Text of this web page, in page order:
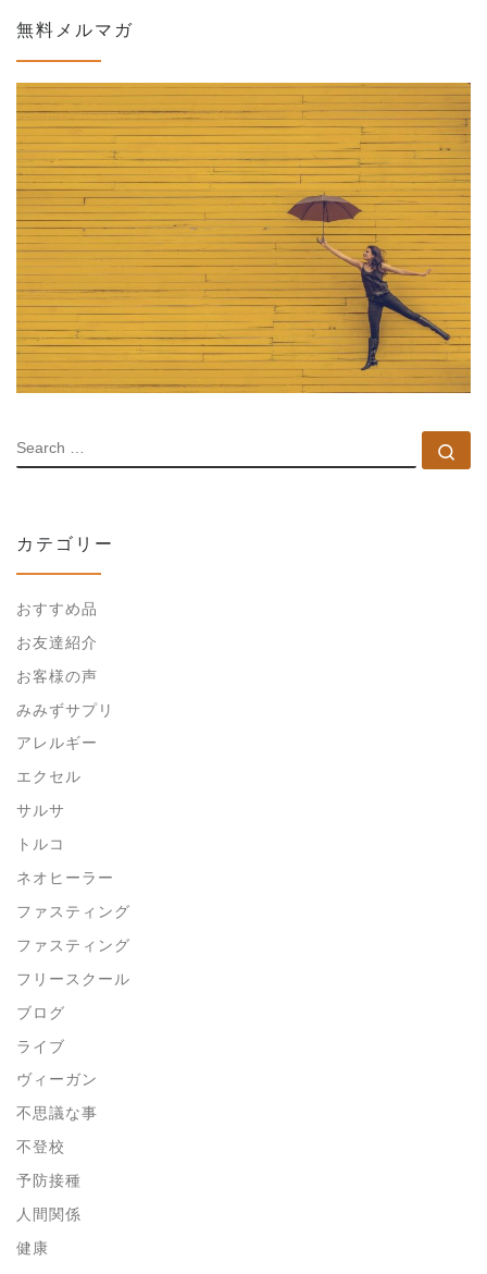
無料メルマガ
SEARCH
カテゴリー
おすすめ品
お友達紹介
お客様の声
みみずサプリ
アレルギー
エクセル
サルサ
トルコ
ネオヒーラー
ファスティング
ファスティング
フリースクール
ブログ
ライブ
ヴィーガン
不思議な事
不登校
予防接種
人間関係
健康